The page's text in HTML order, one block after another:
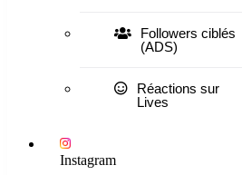
Followers ciblés
(ADS)
Réactions sur
Lives
Instagram